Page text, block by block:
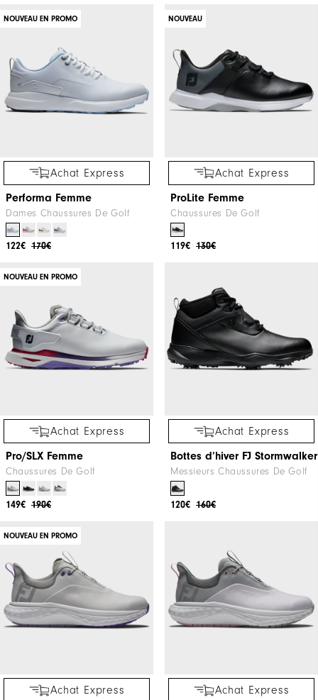
NOUVEAU EN PROMO
Achat Express
Performa Femme
Dames Chaussures De Golf
170€
122€
NOUVEAU
Achat Express
ProLite Femme
Chaussures De Golf
130€
119€
NOUVEAU EN PROMO
Achat Express
Pro/SLX Femme
Chaussures De Golf
190€
149€
Achat Express
Bottes d’hiver FJ Stormwalker
Messieurs Chaussures De Golf
160€
120€
NOUVEAU EN PROMO
Achat Express
Achat Express